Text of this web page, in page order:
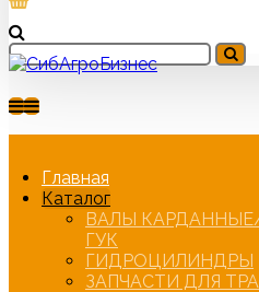
Главная
Каталог
ВАЛЫ
ГУК
ГИДРОЦИЛИНДРЫ
ЗАПЧАСТИ ДЛЯ